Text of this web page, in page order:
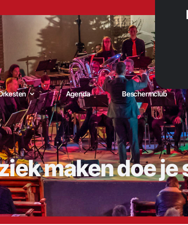
Agenda Beschermclub
maken doe je
Kunst naar Kracht – De muzikale trots van